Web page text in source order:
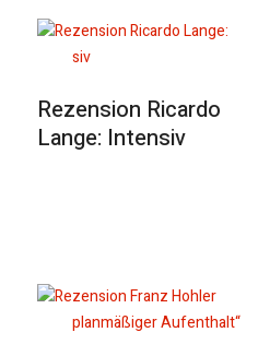
Rezension Ricardo
Lange: Intensiv